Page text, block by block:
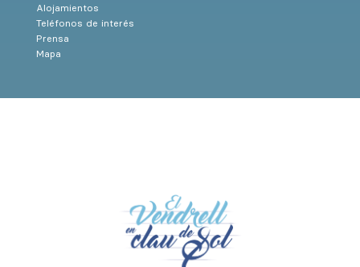
Alojamientos
Teléfonos de interés
Prensa
Mapa